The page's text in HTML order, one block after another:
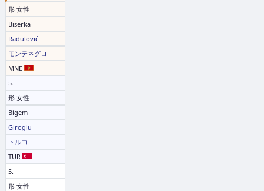
形 女性
Biserka
Radulović
モンテネグロ
MNE
5.
形 女性
Bigem
Giroglu
トルコ
TUR
5.
形 女性